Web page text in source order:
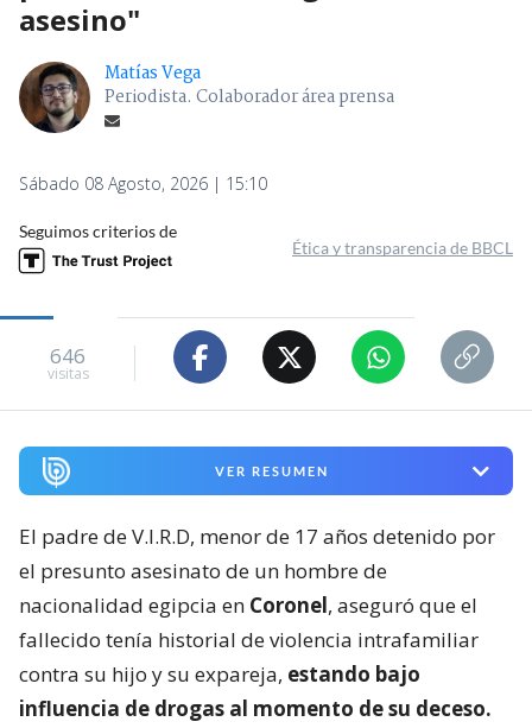
asesino"
Matías Vega
Periodista. Colaborador área prensa
Sábado 08 Agosto, 2026 | 15:10
Seguimos criterios de
Ética y transparencia de BBCL
646
visitas
VER RESUMEN
El padre de V.I.R.D, menor de 17 años detenido por
el presunto asesinato de un hombre de
nacionalidad egipcia en Coronel, aseguró que el
fallecido tenía historial de violencia intrafamiliar
contra su hijo y su expareja, estando bajo
influencia de drogas al momento de su deceso.